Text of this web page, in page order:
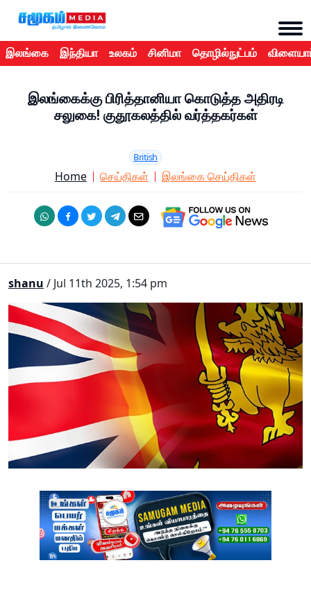
இலங்கை இந்தியா உலகம் சினிமா தொழில்நுட்பம்
இலங்கைக்கு பிரித்தானியா கொடுத்த அதிரடி
சலுகை! குதூகலத்தில் வர்த்தகர்கள்
British
Home செய்திகள் இலங்கை செய்திகள்
shanu / Jul 11th 2025, 1:54 pm